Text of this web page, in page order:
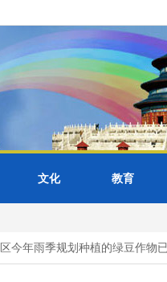
文化 教育
年雨季规划种植的绿豆作物已